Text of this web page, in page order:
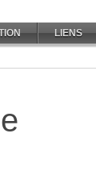
LIENS